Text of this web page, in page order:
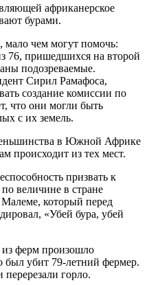
африканерское
бурами.
чем могут помочь:
76, пришедшихся на второй
подозреваемые.
Сирил Рамафоса,
создание комиссии по
что они могли быть
с их земель.
в Южной Африке
происходит из тех мест.
призвать к
по величине в стране
который перед
«Убей бура, убей
ферм произошло
был убит 79-летний фермер.
горло.